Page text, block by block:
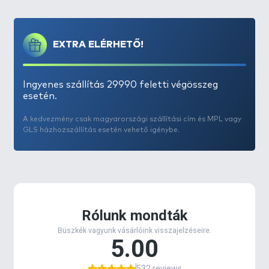
elérhetők. A tavaszi, hideg vízi időszakokban a
kisebb bojlikat javasoljuk, majd ahogy nő a víz
hőfoka és a halak étvágya, úgy növelhető a használt
bojlik mérete is.
Kilencféle változatban érhető el a kínálatban.
(barna),Kókusz & Tigrismogyoró(fehér + barna),
Édes Ananász(sárga),Nagy Hal(piros),
Vörös Máj
ugyanis ez közel sem olyan kötött és kemény, mint a
többi MAX MOTION LONG LIFE bojli. Mérettől és
vízhőfoktól függően 8-12 órát bír ki a vízben. Joggal
merül fel a kérdés, hogy miért? Ha még valaki soha
EXTRA ELÉRHETŐ!
Ingyenes szállítás 29990 feletti végösszeg
esetén.
A kedvezmény csak magyarországi szállítási cím és MPL vagy
GLS házhozszállítás esetén vehető igénybe.